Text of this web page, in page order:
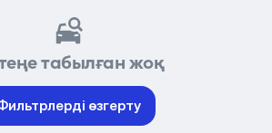
табылған жоқ
өзгерту